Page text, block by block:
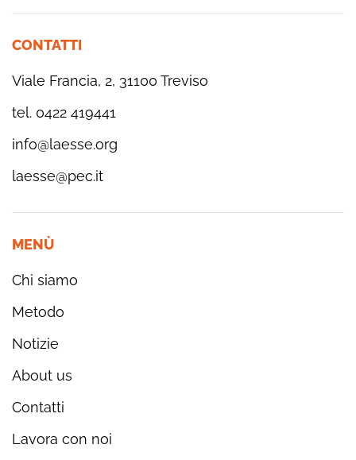
CONTATTI
Viale Francia, 2, 31100 Treviso
tel. 0422 419441
info@laesse.org
laesse@pec.it
MENÙ
Chi siamo
Metodo
Notizie
About us
Contatti
Lavora con noi